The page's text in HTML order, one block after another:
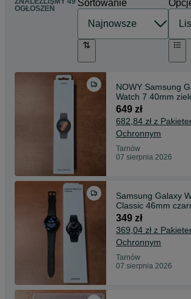
OGŁOSZEŃ
Sortowanie
NOWY Samsung
Watch 7 40mm
gwarancja
649 zł
682,84 zł z
Ochronnym
Tarnów
07 sierpnia 2026
Samsung Galaxy
Classic 46mm
bdb
349 zł
369,04 zł z
Ochronnym
Tarnów
07 sierpnia 2026